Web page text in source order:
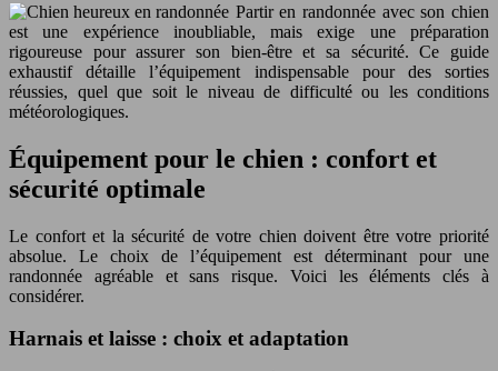
Partir en randonnée avec son chien
est une expérience inoubliable, mais exige une préparation
rigoureuse pour assurer son bien-être et sa sécurité. Ce guide
exhaustif détaille l’équipement indispensable pour des sorties
réussies, quel que soit le niveau de difficulté ou les conditions
météorologiques.
Équipement pour le chien : confort et
sécurité optimale
Le confort et la sécurité de votre chien doivent être votre priorité
absolue. Le choix de l’équipement est déterminant pour une
randonnée agréable et sans risque. Voici les éléments clés à
considérer.
Harnais et laisse : choix et adaptation